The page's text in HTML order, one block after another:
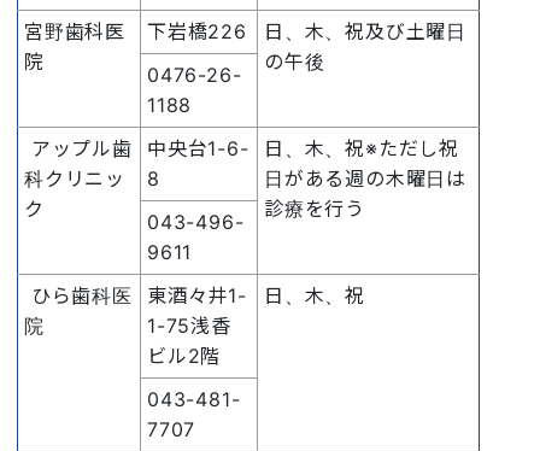
宮野歯科医
院
下岩橋226
日、木、祝及び土曜日
の午後
0476-26-
1188
アップル歯
科クリニッ
ク
中央台1-6-
8
日、木、祝※ただし祝
日がある週の木曜日は
診療を行う
043-496-
9611
ひら歯科医
院
東酒々井1-
1-75浅香
ビル2階
日、木、祝
043-481-
7707